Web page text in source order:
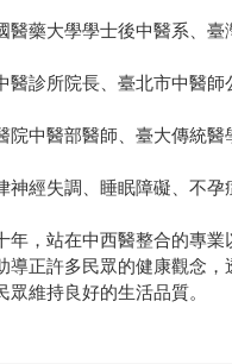
醫藥大學學士後中醫系、
醫診所院長、臺北市中醫師
院中醫部醫師、臺大傳統
神經失調、睡眠障礙、不孕
年，站在中西醫整合的專
導正許多民眾的健康觀念
眾維持良好的生活品質。